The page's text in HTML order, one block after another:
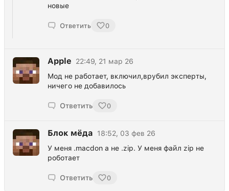
новые
Ответить 0
Apple
22:49, 21 мар 26
Мод не работает, включил,врубил эксперты,
ничего не добавилось
Ответить 0
Блок мёда
18:52, 03 фев 26
У меня .macdon а не .zip. У меня файл zip не
роботает
Ответить 0